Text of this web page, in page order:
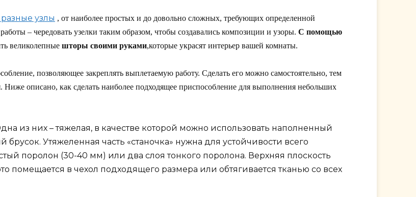
узлы , от наиболее простых и до довольно сложных, требующих определенной
– чередовать узелки таким образом, чтобы создавались композиции и узоры. С помощью
великолепные шторы своими руками,которые украсят интерьер вашей комнаты.
позволяющее закреплять выплетаемую работу. Сделать его можно самостоятельно, тем
Ниже описано, как сделать наиболее подходящее приспособление для выполнения небольших
из них – тяжелая, в качестве которой можно использовать наполненный
Утяжеленная часть «станочка» нужна для устойчивости всего
поролон (30-40 мм) или два слоя тонкого поролона. Верхняя плоскость
помещается в чехол подходящего размера или обтягивается тканью со всех